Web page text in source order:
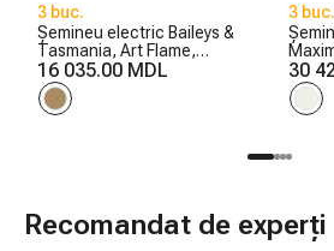
3 buc.
Șemineu electric Baileys &
Tasmania, Art Flame,
560x1700x270 mm, 1500W,
2 trepte de încălzire, 5
niveluri ale intensității
16 035.00 MDL
3 buc.
30
Recomandat de experți